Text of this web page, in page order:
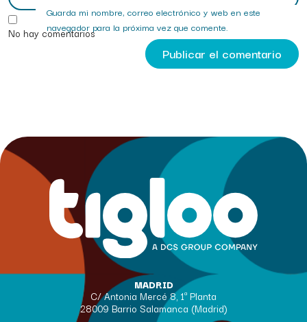
Guarda mi nombre, correo electrónico y web en este
navegador para la próxima vez que comente.
No hay comentarios
MADRID
C/ Antonia Mercé 8, 1ª Planta
28009 Barrio Salamanca (Madrid)